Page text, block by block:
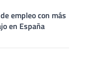
empleo con más
en España